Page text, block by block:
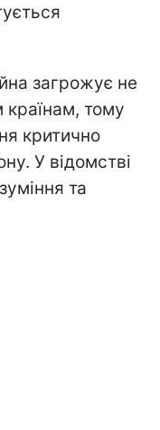
загрожує не
тому
критично
У відомстві
та